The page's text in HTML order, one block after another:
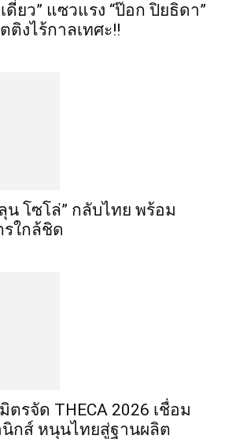
ดี่ยว” แซวแรง “ป๊อก ปิยธิดา”
ติงไร้กาลเทศะ!!
น โซโล่” กลับไทย พร้อม
ใกล้ชิด
รจัด THECA 2026 เชื่อม
นิกส์ หนุนไทยสู่ฐานผลิต